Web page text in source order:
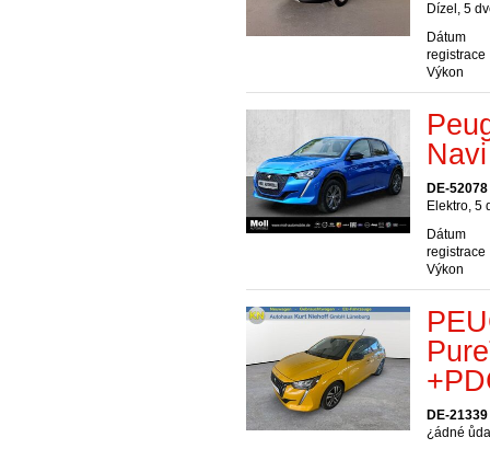
Dízel, 5
Dátum
registrace
Výkon
DE-
Elektro, 5
Dátum
registrace
Výkon
DE-
¿ádné